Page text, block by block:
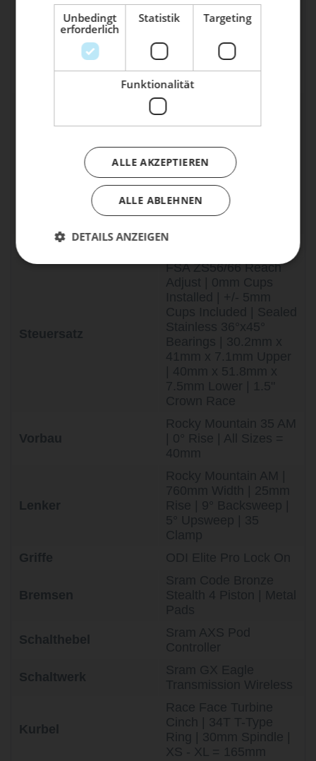
Federgabel
Charger 3.1 RC2
Damper | 27.5 = 37mm
Offset | 29 = 42mm
Offset
160
SM-XL: Rock Shox
Shox Deluxe Ultimate |
210x55mm | Sealed
Bearing Eyelet |
25x8mm F Hardware |
Size-Specific tune in
Federung (H)
150
FSA ZS56/66 Reach
Vorbau
Rocky Mountain 35 AM
| 0° Rise | All Sizes =
40mm
Griffe
ODI Elite Pro Lock On
Schalthebel
Sram AXS Pod
Controller
Kurbel
Race Face Turbine
Cinch | 34T T-Type
Ring | 30mm Spindle |
XS - XL = 165mm
ihm den Service, den es verdient!
Dein Bike braucht Service, Wartung
oder ein Update?
Buche dir jetzt deinen Termin.
Unbedingt
erforderlich
Statistik Targeting
Funktionalität
ALLE AKZEPTIEREN
ALLE ABLEHNEN
DETAILS ANZEIGEN